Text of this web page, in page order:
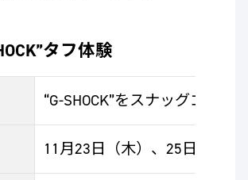
タフ体験
“G-SHOCK”をスナッグゴル
11月23日（木）、25日（土